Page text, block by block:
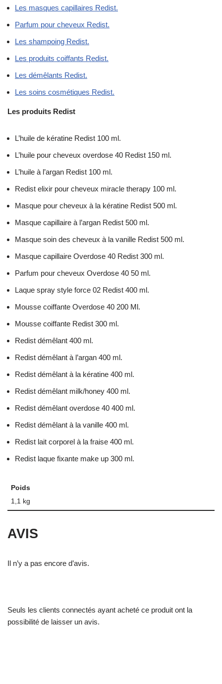
Les masques capillaires Redist.
Parfum pour cheveux Redist.
Les shampoing Redist.
Les produits coiffants Redist.
Les démêlants Redist.
Les soins cosmétiques Redist.
Les produits Redist
L’huile de kératine Redist 100 ml.
L’huile pour cheveux overdose 40 Redist 150 ml.
L’huile à l’argan Redist 100 ml.
Redist elixir pour cheveux miracle therapy 100 ml.
Masque pour cheveux à la kératine Redist 500 ml.
Masque capillaire à l’argan Redist 500 ml.
Masque soin des cheveux à la vanille Redist 500 ml.
Masque capillaire Overdose 40 Redist 300 ml.
Parfum pour cheveux Overdose 40 50 ml.
Laque spray style force 02 Redist 400 ml.
Mousse coiffante Overdose 40 200 Ml.
Mousse coiffante Redist 300 ml.
Redist démêlant 400 ml.
Redist démêlant à l’argan 400 ml.
Redist démêlant à la kératine 400 ml.
Redist démêlant milk/honey 400 ml.
Redist démêlant overdose 40 400 ml.
Redist démêlant à la vanille 400 ml.
Redist lait corporel à la fraise 400 ml.
Redist laque fixante make up 300 ml.
Poids
1,1 kg
AVIS
Il n’y a pas encore d’avis.
Seuls les clients connectés ayant acheté ce produit ont la
possibilité de laisser un avis.